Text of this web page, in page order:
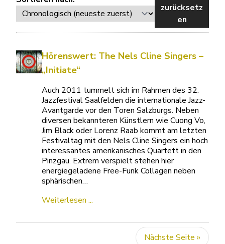
zurücksetz
en
Hörenswert: The Nels Cline Singers –
„Initiate“
Auch 2011 tummelt sich im Rahmen des 32.
Jazzfestival Saalfelden die internationale Jazz-
Avantgarde vor den Toren Salzburgs. Neben
diversen bekannteren Künstlern wie Cuong Vo,
Jim Black oder Lorenz Raab kommt am letzten
Festivaltag mit den Nels Cline Singers ein hoch
interessantes amerikanisches Quartett in den
Pinzgau. Extrem verspielt stehen hier
energiegeladene Free-Funk Collagen neben
sphärischen…
Weiterlesen ...
Nächste Seite »